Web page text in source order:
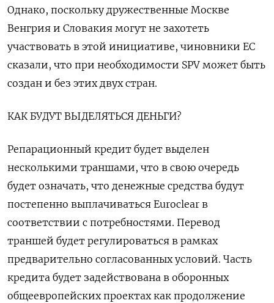
Однако, поскольку дружественные Москве
Венгрия и Словакия могут не захотеть
участвовать в этой инициативе, чиновники ЕС
сказали, что при необходимости SPV может быть
создан и без этих двух стран.
КАК БУДУТ ВЫДЕЛЯТЬСЯ ДЕНЬГИ?
Репарационный кредит будет выделен
несколькими траншами, что в свою очередь
будет означать, что денежные средства будут
постепенно выплачиваться Euroclear в
соответствии с потребностями. Перевод
траншей будет регулироваться в рамках
предварительно согласованных условий. Часть
кредита будет задействована в оборонных
общеевропейских проектах как продолжение